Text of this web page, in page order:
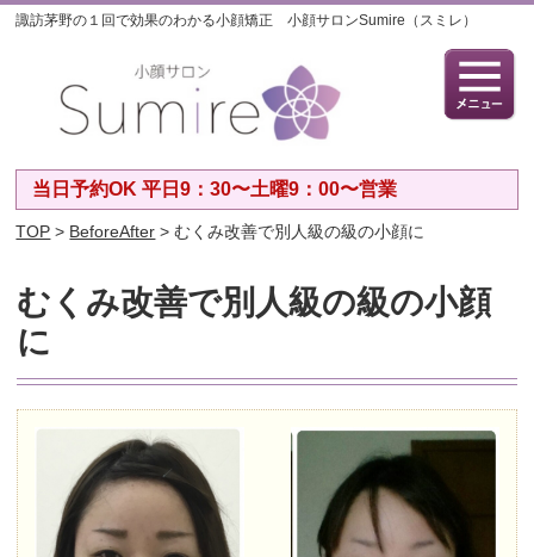
諏訪茅野の１回で効果のわかる小顔矯正 小顔サロンSumire（スミレ）
当日予約OK 平日9：30〜土曜9：00〜営業
TOP > BeforeAfter > むくみ改善で別人級の級の小顔に
むくみ改善で別人級の級の小顔
に